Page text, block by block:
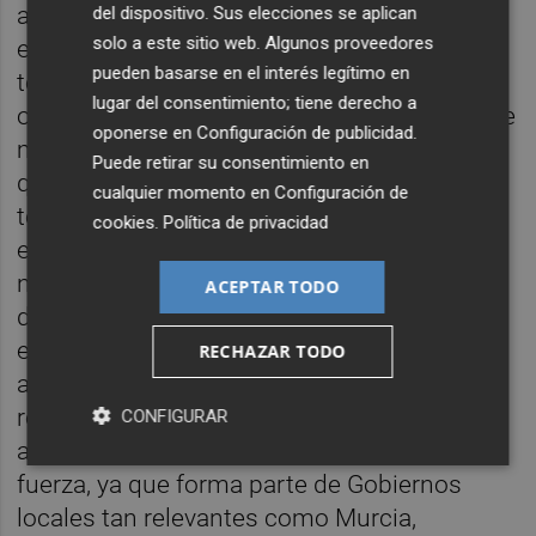
alegrías que dejóel barómetro de otoño
esfumaron este lunes lluvioso. Descalabro
total y absoluto. Ni un sólo representante
obtendrían. La desaparición es un riesgo que
muchos analistas pronostican, por mucho
que Ciudadanos se niegue a aceptarlo. Cree
todavía que hay opciones de sobrevivir. Pero
el panorama se vuelve negro para los
naranjas. Si los extremos se polarizan, si la
derecha se escora y la izquierda se contrae,
el centro se resiente, sin salida. El partido
apenas tiene voz en la Asamblea Regional,
relegado en el Grupo Mixto. Y en los
ayuntamientos debería exhibir toda su
fuerza, ya que forma parte de Gobiernos
locales tan relevantes como Murcia,
del dispositivo. Sus elecciones se aplican
solo a este sitio web. Algunos proveedores
pueden basarse en el interés legítimo en
lugar del consentimiento; tiene derecho a
oponerse enConfiguración de publicidad
Puede retirar su consentimiento en
cualquier momento enConfiguración de
cookies .Política de privacidad
ACEPTAR TODO
RECHAZAR TODO
CONFIGURAR